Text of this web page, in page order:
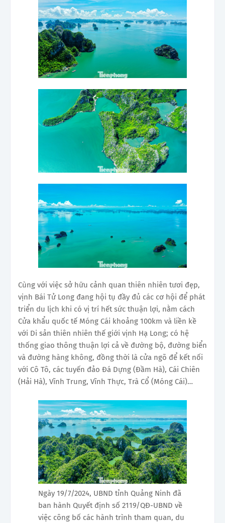
Cùng với việc sở hữu cảnh quan thiên nhiên tươi đẹp,
vịnh Bái Tử Long đang hội tụ đầy đủ các cơ hội để phát
triển du lịch khi có vị trí hết sức thuận lợi, nằm cách
Cửa khẩu quốc tế Móng Cái khoảng 100km và liền kề
với Di sản thiên nhiên thế giới vịnh Hạ Long; có hệ
thống giao thông thuận lợi cả về đường bộ, đường biển
và đường hàng không, đồng thời là cửa ngõ để kết nối
với Cô Tô, các tuyến đảo Đá Dựng (Đầm Hà), Cái Chiên
(Hải Hà), Vĩnh Trung, Vĩnh Thực, Trà Cổ (Móng Cái)…
Ngày 19/7/2024, UBND tỉnh Quảng Ninh đã
ban hành Quyết định số 2119/QĐ-UBND về
việc công bố các hành trình tham quan, du